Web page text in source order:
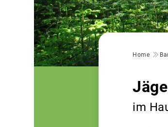
Home
im